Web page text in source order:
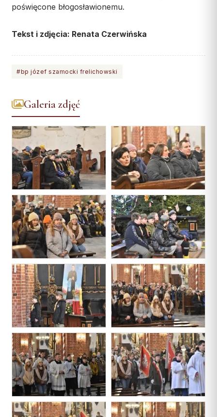
poświęcone błogosławionemu.
Tekst i zdjęcia: Renata Czerwińska
#bp józef szamocki frelichowski
Galeria zdjęć